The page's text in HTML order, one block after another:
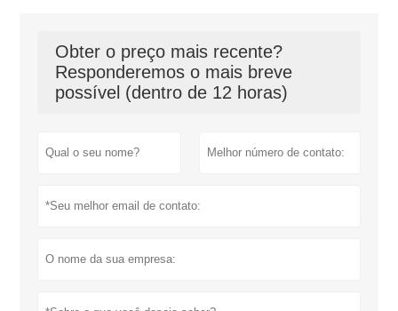
Obter o preço mais recente?
Responderemos o mais breve
possível (dentro de 12 horas)